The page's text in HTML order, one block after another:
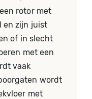
rotor met
en zijn juist
of in slecht
met een
vaak
wordt
met